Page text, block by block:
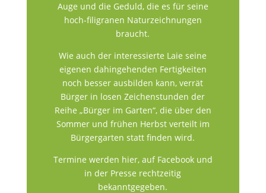
Auge und die Geduld, die es für seine
hoch-filigranen Naturzeichnungen
braucht.
Wie auch der interessierte Laie seine
eigenen dahingehenden Fertigkeiten
noch besser ausbilden kann, verrät
Bürger in losen Zeichenstunden der
Reihe „Bürger im Garten“, die über den
Sommer und frühen Herbst verteilt im
Bürgergarten statt finden wird.
Termine werden hier, auf Facebook und
in der Presse rechtzeitig
bekanntgegeben.